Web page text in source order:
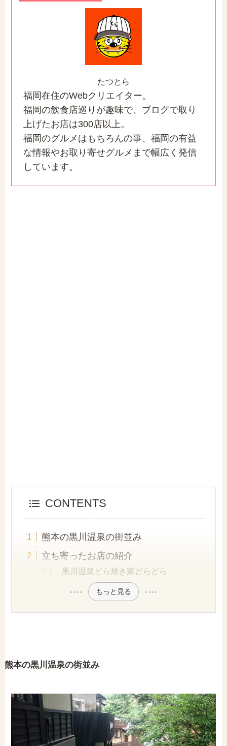
たつとら
福岡在住のWebクリエイター。
福岡の飲食店巡りが趣味で、ブログで取り
上げたお店は300店以上。
福岡のグルメはもちろんの事、福岡の有益
な情報やお取り寄せグルメまで幅広く発信
しています。
CONTENTS
熊本の黒川温泉の街並み
立ち寄ったお店の紹介
黒川温泉どら焼き家どらどら
もっと見る
熊本の黒川温泉の街並み